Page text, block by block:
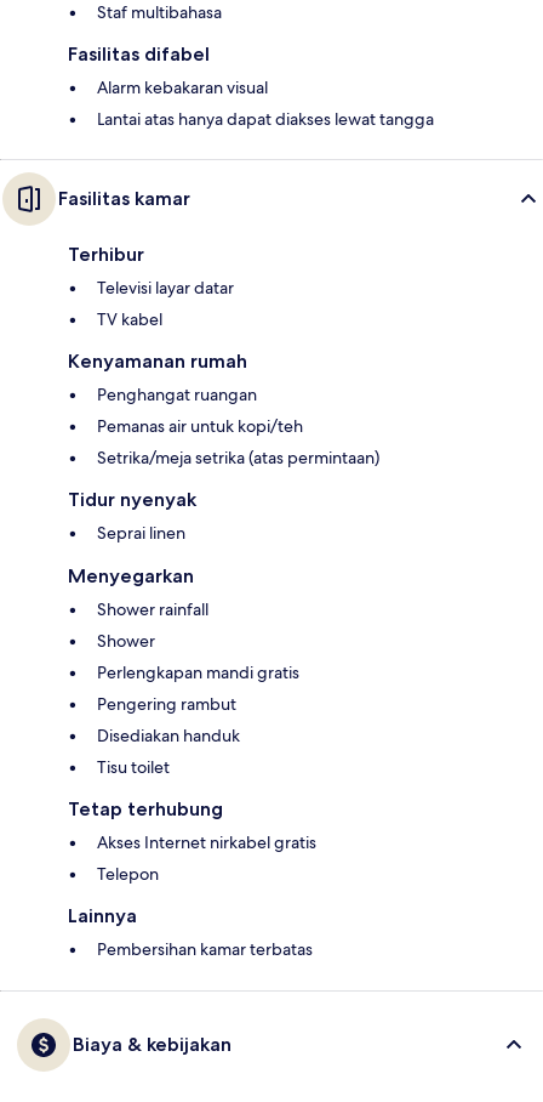
Staf multibahasa
Fasilitas difabel
Alarm kebakaran visual
Lantai atas hanya dapat diakses lewat tangga
Fasilitas kamar
Terhibur
Televisi layar datar
TV kabel
Kenyamanan rumah
Penghangat ruangan
Pemanas air untuk kopi/teh
Setrika/meja setrika (atas permintaan)
Tidur nyenyak
Seprai linen
Menyegarkan
Shower rainfall
Shower
Perlengkapan mandi gratis
Pengering rambut
Disediakan handuk
Tisu toilet
Tetap terhubung
Akses Internet nirkabel gratis
Telepon
Lainnya
Pembersihan kamar terbatas
Biaya & kebijakan